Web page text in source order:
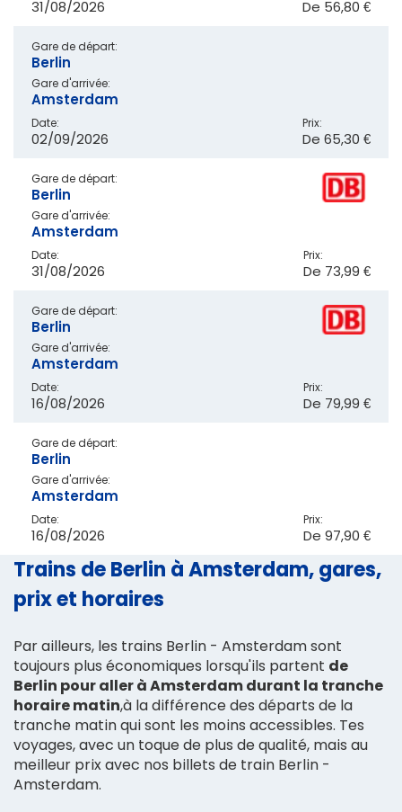
31/08/2026 De 56,80 €
Gare de départ:
Berlin
Gare d'arrivée:
Amsterdam
Date:
02/09/2026
Prix:
De 65,30 €
Gare de départ:
Berlin
Gare d'arrivée:
Amsterdam
Date:
31/08/2026
Prix:
De 73,99 €
Gare de départ:
Berlin
Gare d'arrivée:
Amsterdam
Date:
16/08/2026
Prix:
De 79,99 €
Gare de départ:
Berlin
Gare d'arrivée:
Amsterdam
Date:
16/08/2026
Prix:
De 97,90 €
Trains de Berlin à Amsterdam, gares,
prix et horaires
Par ailleurs, les trains Berlin - Amsterdam sont
toujours plus économiques lorsqu'ils partent de
Berlin pour aller à Amsterdam durant la tranche
horaire matin,à la différence des départs de la
tranche matin qui sont les moins accessibles. Tes
voyages, avec un toque de plus de qualité, mais au
meilleur prix avec nos billets de train Berlin -
Amsterdam.